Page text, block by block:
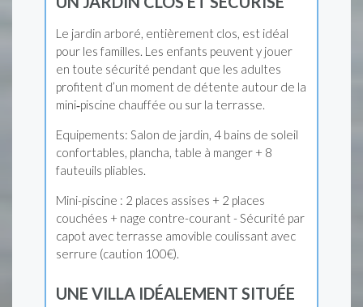
Le jardin arboré, entièrement clos, est idéal
pour les familles. Les enfants peuvent y jouer
en toute sécurité pendant que les adultes
profitent d’un moment de détente autour de la
mini‑piscine chauffée ou sur la terrasse.
Equipements: Salon de jardin, 4 bains de soleil
confortables, plancha, table à manger + 8
fauteuils pliables.
Mini-piscine : 2 places assises + 2 places
couchées + nage contre-courant - Sécurité par
capot avec terrasse amovible coulissant avec
serrure (caution 100€).
UNE VILLA IDÉALEMENT SITUÉE